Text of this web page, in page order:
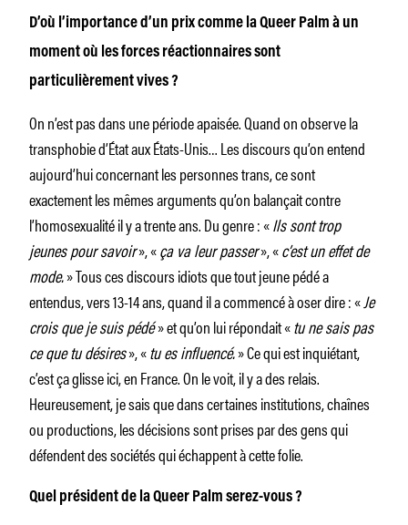
D’où l’importance d’un prix comme la Queer Palm à un
moment où les forces réactionnaires sont
particulièrement vives ?
On n’est pas dans une période apaisée. Quand on observe la
transphobie d’État aux États-Unis… Les discours qu’on entend
aujourd’hui concernant les personnes trans, ce sont
exactement les mêmes arguments qu’on balançait contre
l’homosexualité il y a trente ans. Du genre : «Ils sont trop
jeunes pour savoir», «ça va leur passer», «c’est un effet de
mode.» Tous ces discours idiots que tout jeune pédé a
entendus, vers 13-14 ans, quand il a commencé à oser dire : «Je
crois que je suis pédé» et qu’on lui répondait «tu ne sais pas
ce que tu désires», «tu es influencé.» Ce qui est inquiétant,
c’est ça glisse ici, en France. On le voit, il y a des relais.
Heureusement, je sais que dans certaines institutions, chaînes
ou productions, les décisions sont prises par des gens qui
défendent des sociétés qui échappent à cette folie.
Quel président de la Queer Palm serez-vous ?